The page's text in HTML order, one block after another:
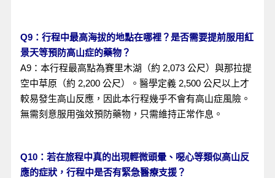
Q9：行程中最高海拔的地點在哪裡？是否需要提前服用紅
景天等預防高山症的藥物？
A9：本行程最高點為賽里木湖（約 2,073 公尺）與那拉提
空中草原（約 2,200 公尺）。醫學定義 2,500 公尺以上才
較易發生高山反應，因此本行程幾乎不會有高山症風險。
無需刻意服用強效預防藥物，只需維持正常作息。
Q10：若在旅程中真的出現輕微頭暈、噁心等類似高山反
應的症狀，行程中是否有緊急醫療支援？